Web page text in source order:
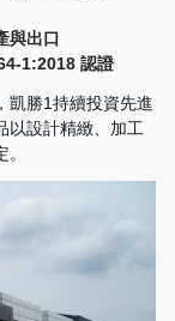
與出口
1:2018 認證
凱勝1持續投資先進
以設計精緻、加工